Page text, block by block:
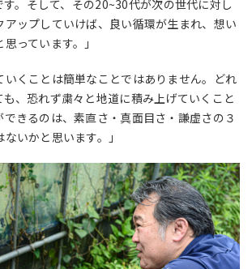
。そして、その20~30代が次の世代に対し
アップしていけば、良い循環が生まれ、想い
っています。」
いくことは簡単なことではありません。どれ
、恐れず粛々と地道に積み上げていくこと
きるのは、素直さ・真面目さ・謙虚さの３
いかと思います。」